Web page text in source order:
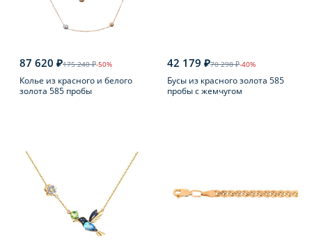
87 620 ₽175 240 ₽-50%
Колье из красного и белого
золота 585 пробы
42 179 ₽70 298 ₽-40%
Бусы из красного золота 585
пробы с жемчугом